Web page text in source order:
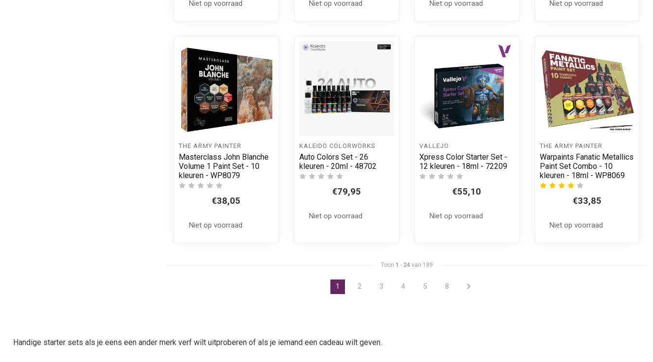
Niet op voorraad Niet op voorraad Niet op voorraad Niet op voorraad
THE ARMY PAINTER
Masterclass John Blanche
Volume 1 Paint Set - 10
kleuren - WP8079
€38,05
Niet op voorraad
KALEIDO COLORWORKS
Auto Colors Set - 26
kleuren - 20ml - 48702
€79,95
Niet op voorraad
VALLEJO
Xpress Color Starter Set -
12 kleuren - 18ml - 72209
€55,10
Niet op voorraad
THE ARMY PAINTER
Warpaints Fanatic Metallics
Paint Set Combo - 10
kleuren - 18ml - WP8069
€33,85
Niet op voorraad
Toon 1 - 24van 189
1 2 3 4 5 8
Handige starter sets als je eens een ander merk verf wilt uitproberen of als je iemand een cadeau wilt geven.